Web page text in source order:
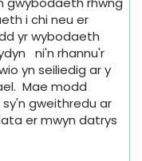
i chi neu er
yr wybodaeth
ni'n rhannu'r
yn seiliedig ar y
Mae modd
gweithredu ar
er mwyn datrys